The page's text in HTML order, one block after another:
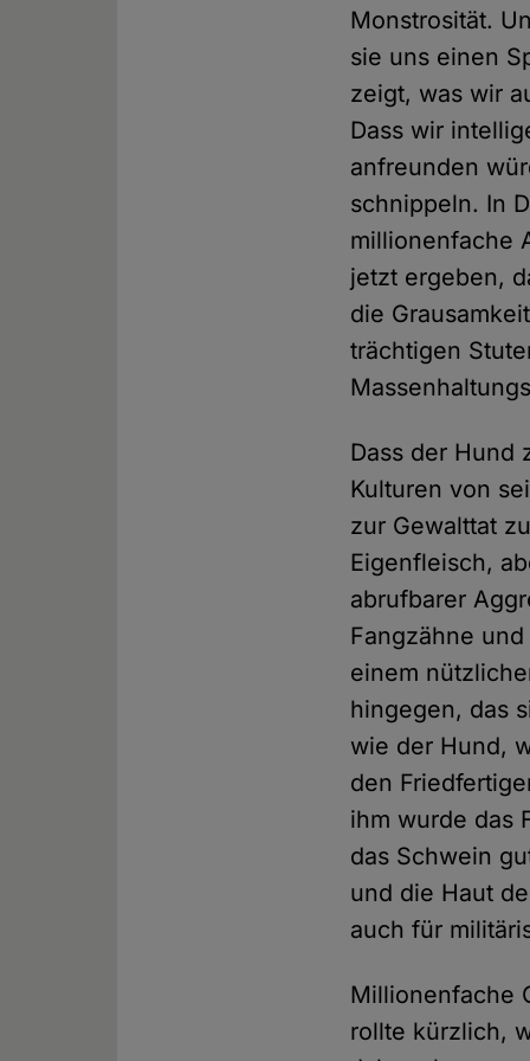
Monstrosität.
sie uns einen
zeigt, was wir
Dass wir
anfreunden
schnippeln. In
millionenfache
jetzt ergeben,
die
trächtigen
Dass der Hund
Kulturen von
zur Gewalttat
Eigenfleisch,
abrufbarer
Fangzähne
einem
hingegen, das
wie der Hund,
den
ihm wurde das
das Schwein
und die Haut
auch für
Millionenfache
rollte kürzlich,